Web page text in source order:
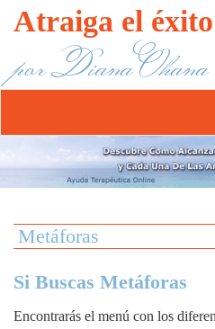
Atraiga el éxito
por Diana Ohana
Metáforas
Si Buscas Metáforas
Encontrarás el menú con los